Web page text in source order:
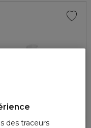
des traceurs